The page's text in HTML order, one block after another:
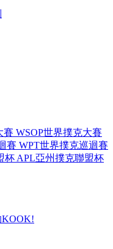
WSOP世界撲克大賽
WPT世界撲克巡迴賽
APL亞州撲克聯盟杯